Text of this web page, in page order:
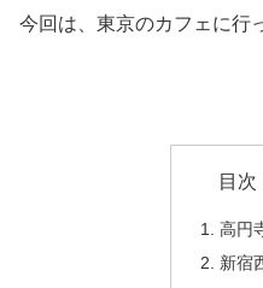
今回は、東京のカフェに行
目次
高円
新宿